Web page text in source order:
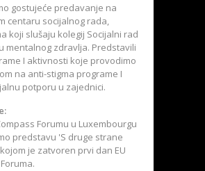
gostujeće predavanje na
centaru socijalnog rada,
koji slušaju kolegij Socijalni rad
mentalnog zdravlja. Predstavili
I aktivnosti koje provodimo
na anti-stigma programe I
potporu u zajednici.
Forumu u Luxembourgu
predstavu 'S druge strane
je zatvoren prvi dan EU